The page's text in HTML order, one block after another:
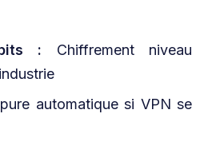
: Chiffrement niveau
automatique si VPN se